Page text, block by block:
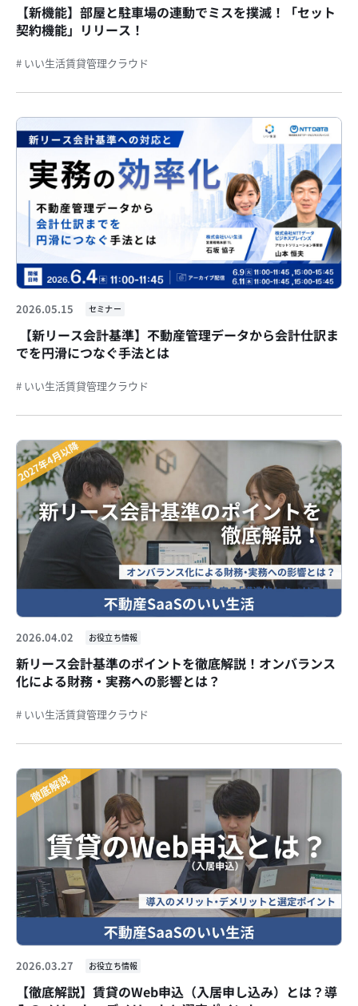
【新機能】部屋と駐車場の連動でミスを撲滅！「セット
契約機能」リリース！
# いい生活賃貸管理クラウド
2026.05.15 セミナー
【新リース会計基準】不動産管理データから会計仕訳ま
でを円滑につなぐ手法とは
# いい生活賃貸管理クラウド
2026.04.02 お役立ち情報
新リース会計基準のポイントを徹底解説！オンバランス
化による財務・実務への影響とは？
# いい生活賃貸管理クラウド
2026.03.27 お役立ち情報
【徹底解説】賃貸のWeb申込（入居申し込み）とは？導